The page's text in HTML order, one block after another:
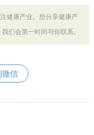
健康产业。想分享健康产
我们会第一时间与你联系。
微信